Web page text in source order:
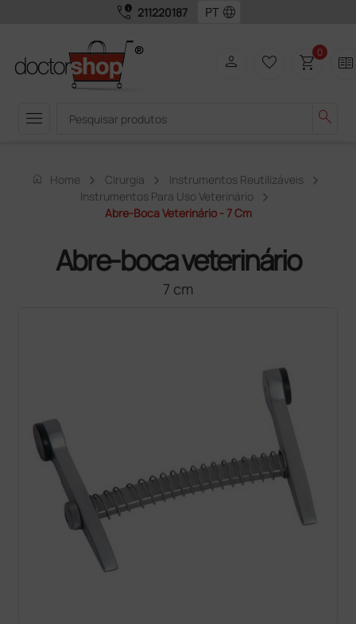
call_quality 211220187 language
menu search
person favorite_border shopping_cart0 two_pager
home Home Cirurgia
Instrumentos Reutilizáveis
Instrumentos Para Uso Veterinário
Abre-Boca Veterinário - 7 Cm
Abre-boca veterinário
7 cm